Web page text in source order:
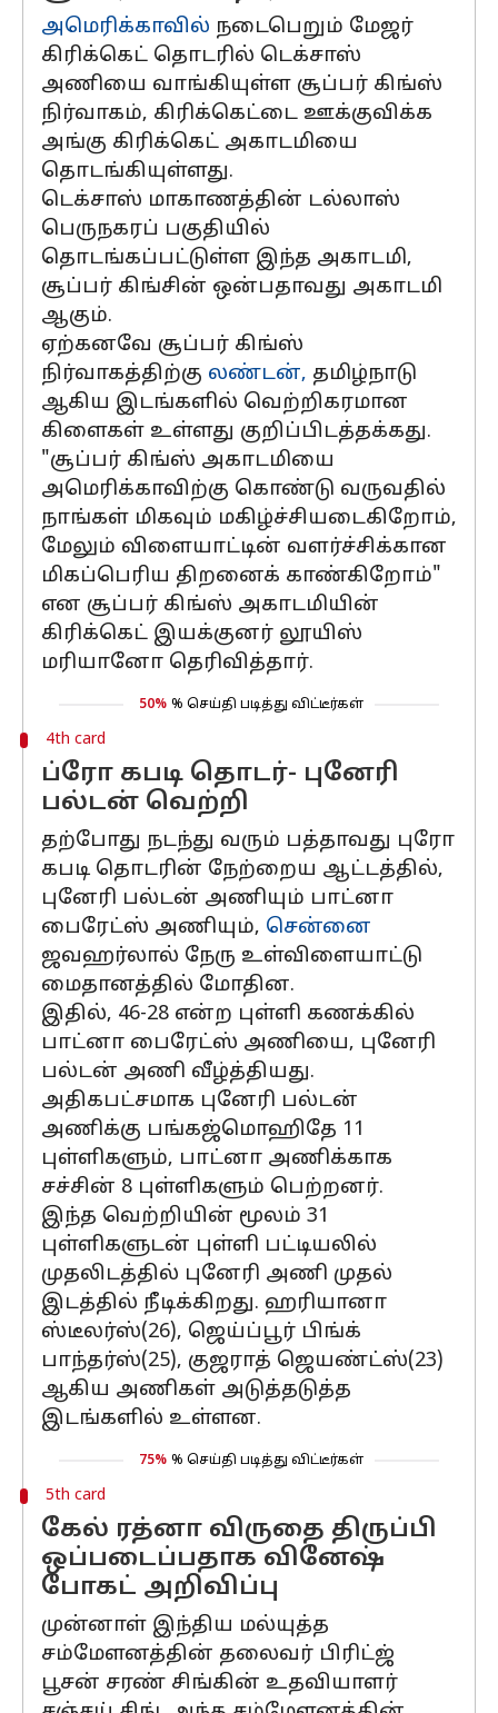
அமெரிக்காவில் நடைபெறும் மேஜர்
கிரிக்கெட் தொடரில் டெக்சாஸ்
அணியை வாங்கியுள்ள சூப்பர் கிங்ஸ்
நிர்வாகம், கிரிக்கெட்டை ஊக்குவிக்க
அங்கு கிரிக்கெட் அகாடமியை
தொடங்கியுள்ளது.
டெக்சாஸ் மாகாணத்தின் டல்லாஸ்
பெருநகரப் பகுதியில்
தொடங்கப்பட்டுள்ள இந்த அகாடமி,
சூப்பர் கிங்சின் ஒன்பதாவது அகாடமி
ஆகும்.
ஏற்கனவே சூப்பர் கிங்ஸ்
நிர்வாகத்திற்கு லண்டன், தமிழ்நாடு
ஆகிய இடங்களில் வெற்றிகரமான
கிளைகள் உள்ளது குறிப்பிடத்தக்கது.
"சூப்பர் கிங்ஸ் அகாடமியை
அமெரிக்காவிற்கு கொண்டு வருவதில்
நாங்கள் மிகவும் மகிழ்ச்சியடைகிறோம்,
மேலும் விளையாட்டின் வளர்ச்சிக்கான
மிகப்பெரிய திறனைக் காண்கிறோம்"
என சூப்பர் கிங்ஸ் அகாடமியின்
கிரிக்கெட் இயக்குனர் லூயிஸ்
மரியானோ தெரிவித்தார்.
50% % செய்தி படித்து விட்டீர்கள்
4th card
ப்ரோ கபடி தொடர்- புனேரி
பல்டன் வெற்றி
தற்போது நடந்து வரும் பத்தாவது புரோ
கபடி தொடரின் நேற்றைய ஆட்டத்தில்,
புனேரி பல்டன் அணியும் பாட்னா
பைரேட்ஸ் அணியும், சென்னை
ஜவஹர்லால் நேரு உள்விளையாட்டு
மைதானத்தில் மோதின.
இதில், 46-28 என்ற புள்ளி கணக்கில்
பாட்னா பைரேட்ஸ் அணியை, புனேரி
பல்டன் அணி வீழ்த்தியது.
அதிகபட்சமாக புனேரி பல்டன்
அணிக்கு பங்கஜ்மொஹிதே 11
புள்ளிகளும், பாட்னா அணிக்காக
சச்சின் 8 புள்ளிகளும் பெற்றனர்.
இந்த வெற்றியின் மூலம் 31
புள்ளிகளுடன் புள்ளி பட்டியலில்
முதலிடத்தில் புனேரி அணி முதல்
இடத்தில் நீடிக்கிறது. ஹரியானா
ஸ்டீலர்ஸ்(26), ஜெய்ப்பூர் பிங்க்
பாந்தர்ஸ்(25), குஜராத் ஜெயண்ட்ஸ்(23)
ஆகிய அணிகள் அடுத்தடுத்த
இடங்களில் உள்ளன.
75% % செய்தி படித்து விட்டீர்கள்
5th card
கேல் ரத்னா விருதை திருப்பி
ஒப்படைப்பதாக வினேஷ்
போகட் அறிவிப்பு
முன்னாள் இந்திய மல்யுத்த
சம்மேளனத்தின் தலைவர் பிரிட்ஜ்
பூசன் சரண் சிங்கின் உதவியாளர்